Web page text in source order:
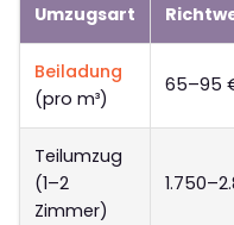
Umzugsart
Beiladung
(pro m³)
65–95
Teilumzug
(1–2
Zimmer)